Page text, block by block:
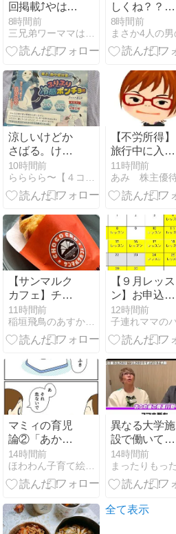
回掲載⤴️やはり
◯◯時掲載が
強い！
8時間前
しくね？？？
☆
8時間前
涼しいけどか
さばる。けど
涼しい
10時間前
【不労所得】
旅行中に入っ
ていた452A分
配金
11時間前
【サンマルク
カフェ】チョ
コクロ無料で
もらう方法!!し
かも何度も!?
11時間前
稲垣飛鳥のあすかふぇのおいしい毎日
【９月レッス
ン】お申込み
スタートしま
した！！
12時間前
マミィの育児
論②「あかん
事」と「絵本
の読み方」
14時間前
異なる大学施
設で働いて思
うこと＋お誕
生日バナシ
14時間前
全て表示